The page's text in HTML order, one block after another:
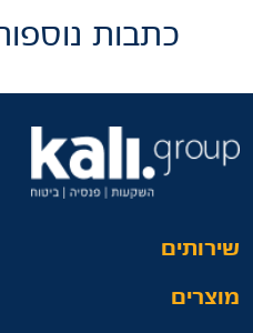
כתבות
שירותים
מוצרים